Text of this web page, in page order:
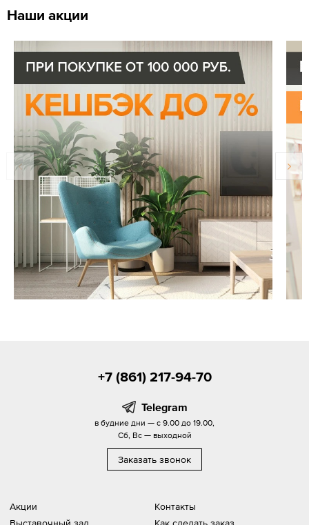
Наши акции
Акции
Выставочный зал
Контакты
Как сделать заказ
+7 (861) 217-94-70
Telegram
в будние дни — с 9.00 до 19.00,
Сб, Вс — выходной
Заказать звонок